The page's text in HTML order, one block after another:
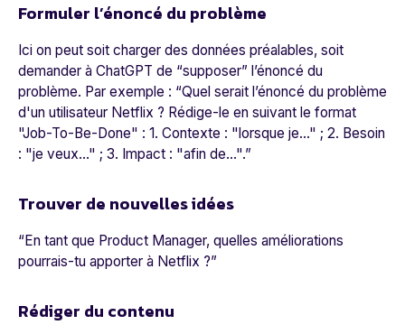
Formuler l’énoncé du problème
Ici on peut soit charger des données préalables, soit
demander à ChatGPT de “supposer” l’énoncé du
problème. Par exemple : “Quel serait l’énoncé du problème
d'un utilisateur Netflix ? Rédige-le en suivant le format
"Job-To-Be-Done" : 1. Contexte : "lorsque je..." ; 2. Besoin
: "je veux..." ; 3. Impact : "afin de...".”
Trouver de nouvelles idées
“En tant que Product Manager, quelles améliorations
pourrais-tu apporter à Netflix ?”
Rédiger du contenu